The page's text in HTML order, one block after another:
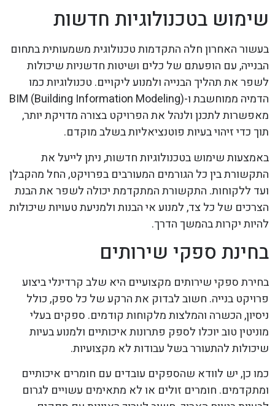
שימוש בטכנולוגיות חדשות
בעשור האחרון חלה התקדמות טכנולוגית משמעותית בתחום
הבנייה, עם הופעתם של כלים ושיטות חדשניות שיכולות
לשפר את תהליך הבנייה ולמנוע ליקויים. טכנולוגיות כמו
הדמיה ממוחשבת ו-BIM (Building Information Modeling)
מאפשרות לתכנן ולנהל את הפרויקט בצורה מדויקת יותר,
תוך כדי זיהוי בעיות פוטנציאליות בשלב מוקדם.
באמצעות שימוש בטכנולוגיות חדשות, ניתן לייעל את
התקשורת בין כל הגורמים המעורבים בפרויקט, החל מהקבלן
ועד ללקוחות. התקשורת המתקדמת יכולה לשפר את הבנת
הצרכים של כל צד, למנוע אי הבנות ולמניעת טעויות שיכולות
להיות יקרות בהמשך הדרך.
בחינת ספקי שירותים
בחירת ספקי שירותים מקצועיים היא שלב קרדינלי ביצוע
פרויקט בנייה. חשוב לבדוק את הרקע של כל ספק, כולל
ניסיון, הכשרה והמלצות מלקוחות קודמים. ספקים בעלי
מוניטין טוב יוכלו לספק פתרונות איכותיים ולמנוע בעיות
שיכולות להתעורר בשל עבודות לא מקצועיות.
כמו כן, יש לוודא שהספקים עובדים עם חומרים איכותיים
ומתקדמים. חומרים זולים או לא מתאימים עשויים לגרום